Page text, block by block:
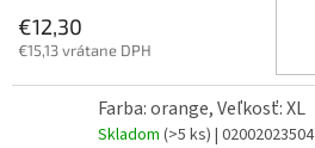
€12,30
€15,13 vrátane DPH
Farba: orange, Veľkosť: XL
Skladom (>5 ks) | 02002023504